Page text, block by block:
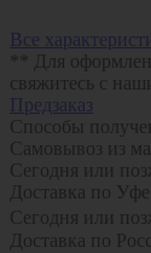
Все
** Для
свяжитесь с
Предзаказ
Способы
Самовывоз из
Сегодня или
Доставка по Уфе
Сегодня или
Доставка по